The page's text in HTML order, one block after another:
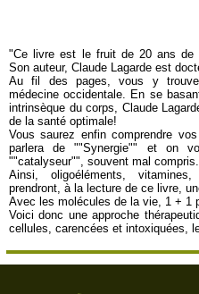
"Ce livre est le fruit de 20 ans de
Son auteur, Claude Lagarde est
Au fil des pages, vous y
médecine occidentale. En se
intrinsèque du corps, Claude
de la santé optimale!
Vous saurez enfin comprendre
parlera de ""Synergie"" et on
""catalyseur"", souvent mal compris.
Ainsi, oligoéléments,
prendront, à la lecture de ce livre,
Avec les molécules de la vie, 1 + 1
Voici donc une approche
cellules, carencées et intoxiquées,